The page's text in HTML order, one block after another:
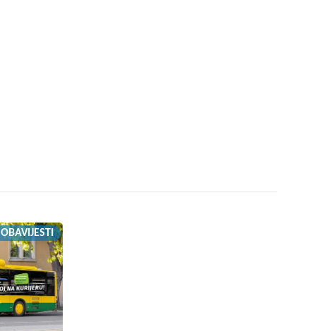
OBAVIJESTI